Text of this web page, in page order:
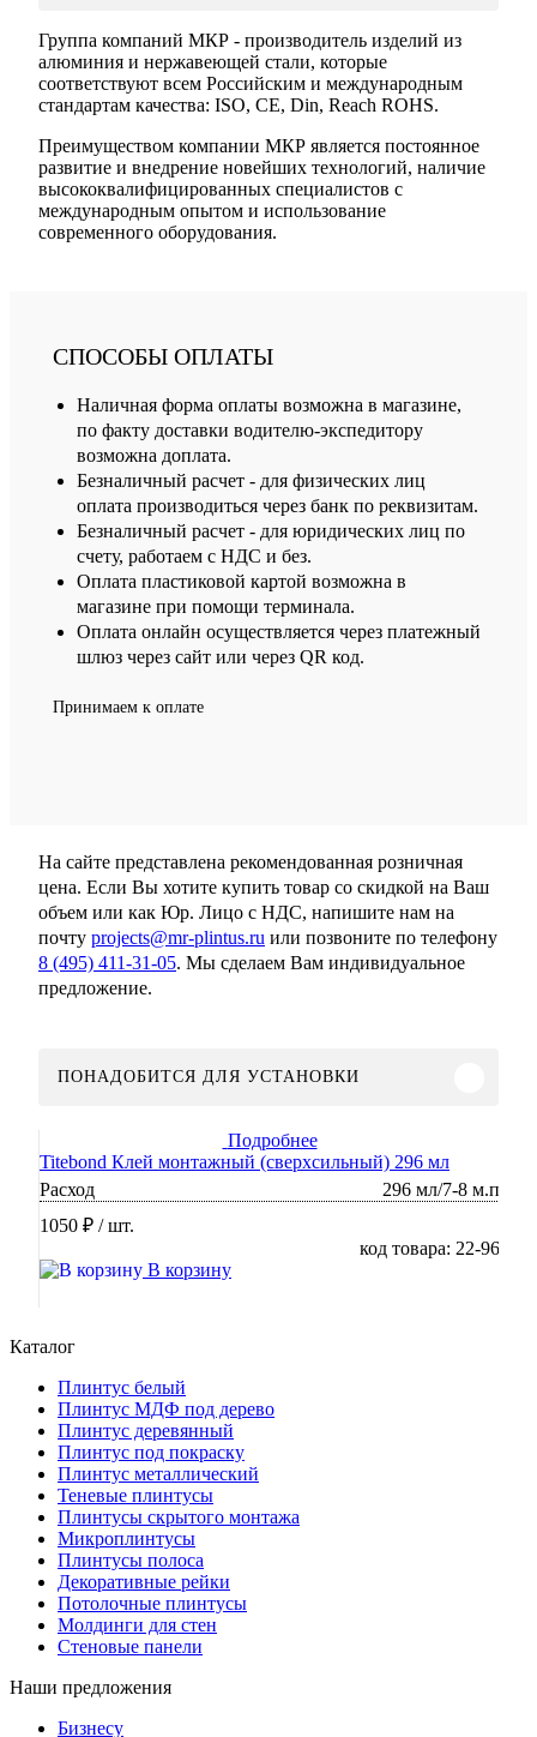
Группа компаний МКР - производитель изделий из
алюминия и нержавеющей стали, которые
соответствуют всем Российским и международным
стандартам качества: ISO, CE, Din, Reach ROHS.
Преимуществом компании МКР является постоянное
развитие и внедрение новейших технологий, наличие
высококвалифицированных специалистов с
международным опытом и использование
современного оборудования.
СПОСОБЫ ОПЛАТЫ
Наличная форма оплаты возможна в магазине,
по факту доставки водителю-экспедитору
возможна доплата.
Безналичный расчет - для физических лиц
оплата производиться через банк по реквизитам.
Безналичный расчет - для юридических лиц по
счету, работаем с НДС и без.
Оплата пластиковой картой возможна в
магазине при помощи терминала.
Оплата онлайн осуществляется через платежный
шлюз через сайт или через QR код.
Принимаем к оплате
На сайте представлена рекомендованная розничная
цена. Если Вы хотите купить товар со скидкой на Ваш
объем или как Юр. Лицо с НДС, напишите нам на
почту projects@mr-plintus.ru или позвоните по телефону
8 (495) 411-31-05. Мы сделаем Вам индивидуальное
предложение.
ПОНАДОБИТСЯ ДЛЯ УСТАНОВКИ
Подробнее
Titebond Клей монтажный (сверхсильный) 296 мл
Расход
296 мл/7-8 м.п
1050 ₽ / шт.
код товара: 22-96
В корзину
Каталог
Плинтус белый
Плинтус МДФ под дерево
Плинтус деревянный
Плинтус под покраску
Плинтус металлический
Теневые плинтусы
Плинтусы скрытого монтажа
Микроплинтусы
Плинтусы полоса
Декоративные рейки
Потолочные плинтусы
Молдинги для стен
Стеновые панели
Наши предложения
Бизнесу